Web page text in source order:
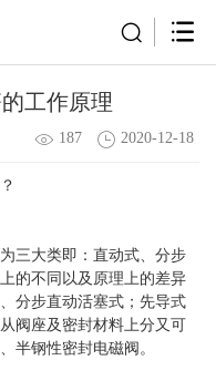
工作原理
187 2020-12-18
三大类即：直动式、分步
的不同以及原理上的差异
分步直动活塞式；先导式
阀座及密封材料上分又可
半钢性密封电磁阀。